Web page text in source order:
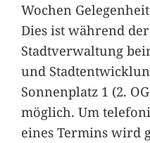
Wochen
Dies ist während
Stadtverwaltung
und
Sonnenplatz 1 (2.
möglich. Um
eines Termins wird